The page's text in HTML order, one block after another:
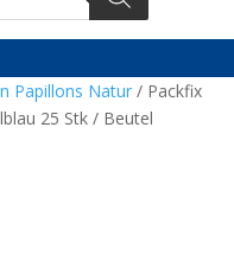
Papillons Natur / Packfix
25 Stk / Beutel